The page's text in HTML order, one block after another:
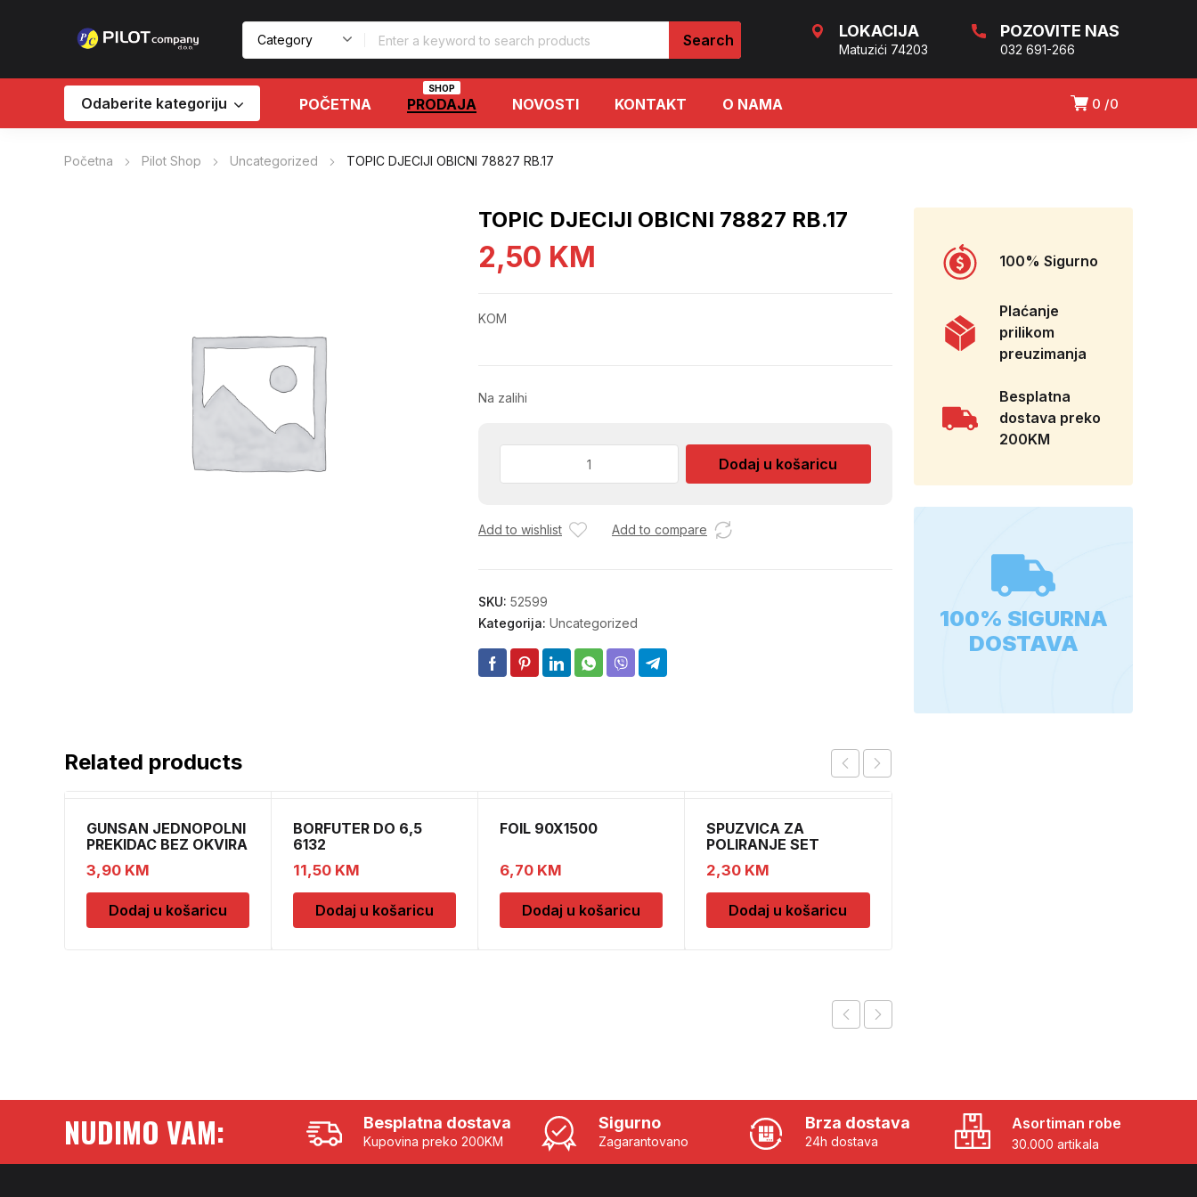
LOKACIJA
Matuzići 74203
POZOVITE NAS
032 691-266
0 0
Odaberite kategoriju POČETNA PRODAJA
SHOP
NOVOSTI KONTAKT O NAMA
Početna Pilot Shop Uncategorized TOPIC DJECIJI OBICNI 78827 RB.17
TOPIC DJECIJI OBICNI 78827 RB.17
2,50 KM
KOM
Na zalihi
RB.17
Dodaj u košaricu
Add to wishlist Add to compare
SKU: 52599
Kategorija: Uncategorized
Related products
GUNSAN JEDNOPOLNI
PREKIDAC BEZ OKVIRA
11
3,90 KM
Dodaj u košaricu
BORFUTER DO 6,5
6132
11,50 KM
Dodaj u košaricu
FOIL 90X1500
6,70 KM
Dodaj u košaricu
SPUZVICA ZA
POLIRANJE SET
2,30 KM
Dodaj u košaricu
100% Sigurno
Plaćanje
prilikom
preuzimanja
Besplatna
dostava preko
200KM
100% SIGURNA
DOSTAVA
NUDIMO VAM: Besplatna dostava
Kupovina preko 200KM
Sigurno
Zagarantovano
Brza dostava
24h dostava
Asortiman robe
30.000 artikala